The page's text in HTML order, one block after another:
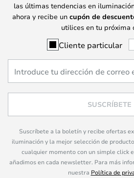
las últimas tendencias en
ahora y recibe un cupón de
utilices en tu próxima
Cliente particular
SUSCRÍBETE
Suscríbete a la boletín y recibe ofertas
iluminación y la mejor selección de
cualquier momento con un simple click
añadimos en cada newsletter. Para más
nuestra Política de